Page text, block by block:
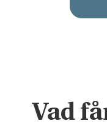
Vad